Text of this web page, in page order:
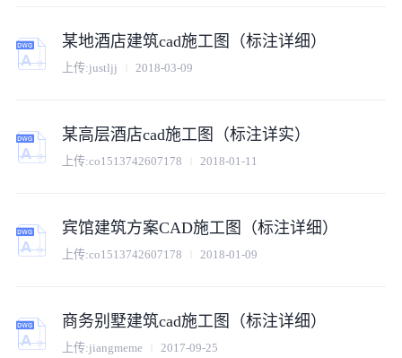
某地酒店建筑cad施工图（标注详细）
上传:justljj 2018-03-09
某高层酒店cad施工图（标注详实）
上传:co1513742607178 2018-01-11
宾馆建筑方案CAD施工图（标注详细）
上传:co1513742607178 2018-01-09
商务别墅建筑cad施工图（标注详细）
上传:jiangmeme 2017-09-25